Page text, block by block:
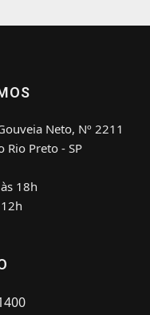
Neto, Nº 2211
Rio Preto - SP
18h